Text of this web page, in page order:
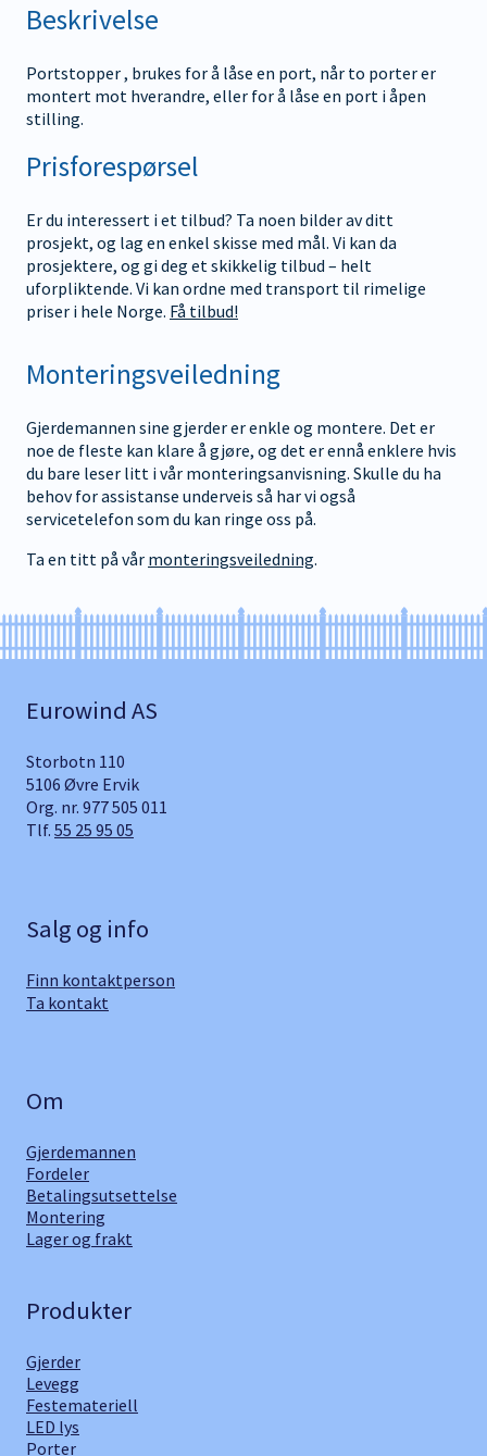
Beskrivelse
Portstopper , brukes for å låse en port, når to porter er
montert mot hverandre, eller for å låse en port i åpen
stilling.
Prisforespørsel
Er du interessert i et tilbud? Ta noen bilder av ditt
prosjekt, og lag en enkel skisse med mål. Vi kan da
prosjektere, og gi deg et skikkelig tilbud – helt
uforpliktende. Vi kan ordne med transport til rimelige
priser i hele Norge. Få tilbud!
Monteringsveiledning
Gjerdemannen sine gjerder er enkle og montere. Det er
noe de fleste kan klare å gjøre, og det er ennå enklere hvis
du bare leser litt i vår monteringsanvisning. Skulle du ha
behov for assistanse underveis så har vi også
servicetelefon som du kan ringe oss på.
Ta en titt på vår monteringsveiledning.
Eurowind AS
Storbotn 110
5106 Øvre Ervik
Org. nr. 977 505 011
Tlf. 55 25 95 05
Salg og info
Finn kontaktperson
Ta kontakt
Om
Gjerdemannen
Fordeler
Betalingsutsettelse
Montering
Lager og frakt
Produkter
Gjerder
Levegg
Festemateriell
LED lys
Porter